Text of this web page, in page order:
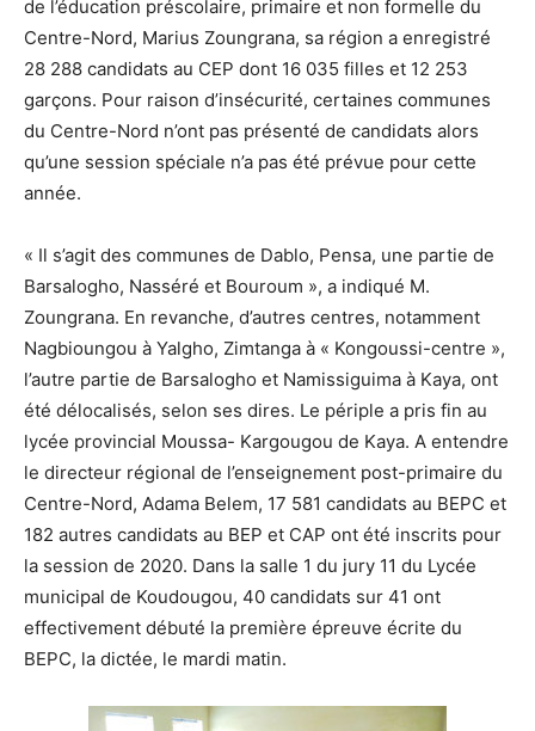
de l’éducation préscolaire, primaire et non formelle du
Centre-Nord, Marius Zoungrana, sa région a enregistré
28 288 candidats au CEP dont 16 035 filles et 12 253
garçons. Pour raison d’insécurité, certaines communes
du Centre-Nord n’ont pas présenté de candidats alors
qu’une session spéciale n’a pas été prévue pour cette
année.
« Il s’agit des communes de Dablo, Pensa, une partie de
Barsalogho, Nasséré et Bouroum », a indiqué M.
Zoungrana. En revanche, d’autres centres, notamment
Nagbioungou à Yalgho, Zimtanga à « Kongoussi-centre »,
l’autre partie de Barsalogho et Namissiguima à Kaya, ont
été délocalisés, selon ses dires. Le périple a pris fin au
lycée provincial Moussa- Kargougou de Kaya. A entendre
le directeur régional de l’enseignement post-primaire du
Centre-Nord, Adama Belem, 17 581 candidats au BEPC et
182 autres candidats au BEP et CAP ont été inscrits pour
la session de 2020. Dans la salle 1 du jury 11 du Lycée
municipal de Koudougou, 40 candidats sur 41 ont
effectivement débuté la première épreuve écrite du
BEPC, la dictée, le mardi matin.